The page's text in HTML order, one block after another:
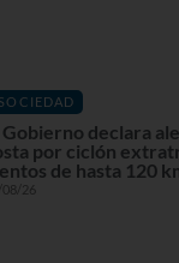
SOCIEDAD
Gobierno declara
por ciclón
de hasta 120
26